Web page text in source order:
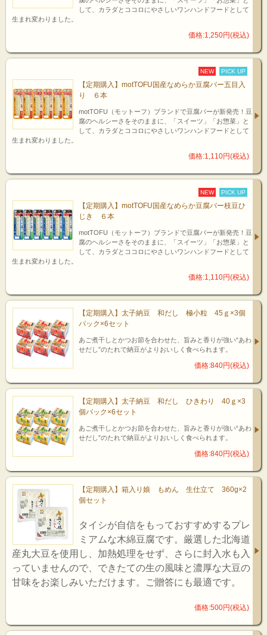
して、カラダとココロにやさしいワンハンドフードとして
生まれ変わりました。
価格:1,250円(税込)
NEW PICK UP
【定期購入】motTOFU国産なめらか豆腐バー五目入
り ６本
motTOFU（モットーフ）ブランドで豆腐バーが新発売！豆
腐のヘルシーさをそのままに、「スイーツ」「お惣菜」と
して、カラダとココロにやさしいワンハンドフードとして
生まれ変わりました。
価格:1,110円(税込)
NEW PICK UP
【定期購入】motTOFU国産なめらか豆腐バー枝豆ひ
じき ６本
motTOFU（モットーフ）ブランドで豆腐バーが新発売！豆
腐のヘルシーさをそのままに、「スイーツ」「お惣菜」と
して、カラダとココロにやさしいワンハンドフードとして
生まれ変わりました。
価格:1,110円(税込)
【定期購入】太子納豆 和だし 極小粒 45ｇ×3個
パック×6セット
あご煮干しとかつお節を合わせた、旨みと香りが強い“あわ
せだし”のたれで納豆がよりおいしく食べられます。
価格:840円(税込)
【定期購入】太子納豆 和だし ひきわり 40ｇ×3
個パック×6セット
あご煮干しとかつお節を合わせた、旨みと香りが強い“あわ
せだし”のたれで納豆がよりおいしく食べられます。
価格:840円(税込)
【定期購入】箱入り娘 もめん 生仕立て 360g×2
個セット
タイシが自信をもっておすすめするプレ
ミアムな木綿豆腐です。厳選した北海道
産丸大豆を使用し、加熱処理をせず、さらに封入水も入
っていませんので、できたての生の風味と濃厚な大豆の
甘味をお楽しみいただけます。ご贈答にも最適です。
価格:500円(税込)